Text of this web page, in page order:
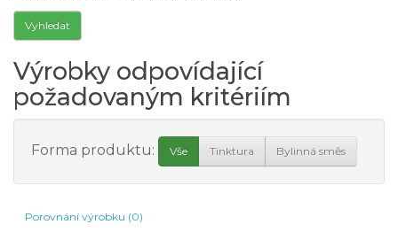
Výrobky odpovídající
požadovaným kritériím
Forma produktu: Vše Tinktura Bylinná směs
Porovnání výrobku (0)